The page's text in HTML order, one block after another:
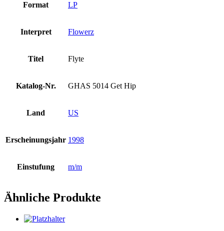
Format LP
Interpret Flowerz
Titel Flyte
Katalog-Nr. GHAS 5014 Get Hip
Land US
Erscheinungsjahr 1998
Einstufung m/m
Ähnliche Produkte